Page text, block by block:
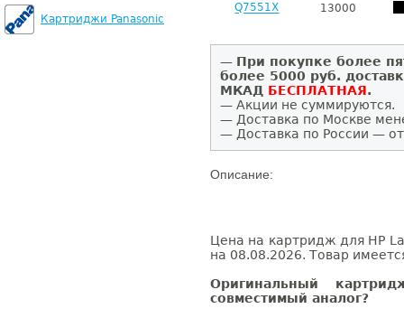
Картриджи Panasonic
Q7551X 13000
— При покупке более
более 5000 руб.
МКАД БЕСПЛАТНАЯ.
— Акции не суммируются.
— Доставка по Москве
— Доставка по России —
Описание:
Цена на картридж для HP
на 08.08.2026. Товар
Оригинальный
совместимый аналог?